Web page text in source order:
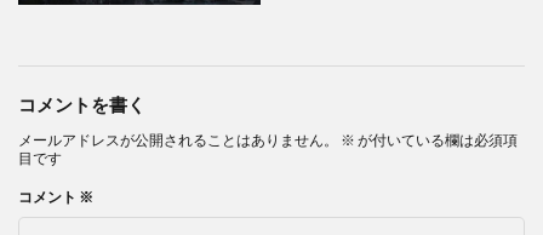
コメントを書く
メールアドレスが公開されることはありません。 ※ が付いている欄は必須項
目です
コメント ※